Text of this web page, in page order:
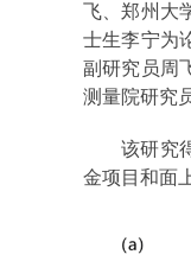
飞、郑州大
士生李宁为
副研究员周
测量院研究
该研究
金项目和面